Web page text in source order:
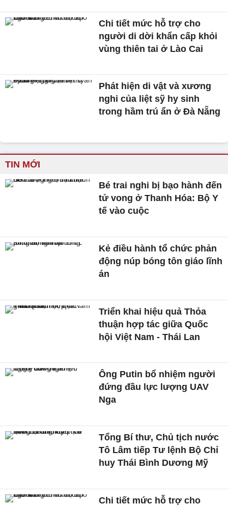
Chi tiết mức hỗ trợ cho
người di dời khẩn cấp khỏi
vùng thiên tai ở Lào Cai
Phát hiện di vật và xương
nghi của liệt sỹ hy sinh
trong hầm trú ẩn ở Đà Nẵng
TIN MỚI
Bé trai nghi bị bạo hành đến
tử vong ở Thanh Hóa: Bộ Y
tế vào cuộc
Kẻ điều hành tổ chức phản
động núp bóng tôn giáo lĩnh
án
Triển khai hiệu quả Thỏa
thuận hợp tác giữa Quốc
hội Việt Nam - Thái Lan
Ông Putin bổ nhiệm người
đứng đầu lực lượng UAV
Nga
Tổng Bí thư, Chủ tịch nước
Tô Lâm tiếp Tư lệnh Bộ Chỉ
huy Thái Bình Dương Mỹ
Chi tiết mức hỗ trợ cho